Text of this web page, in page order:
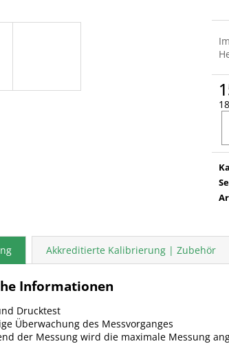
Akkreditierte Kalibrierung | Zubehör
Informationen
Drucktest
Überwachung des Messvorganges
der Messung wird die maximale Messung